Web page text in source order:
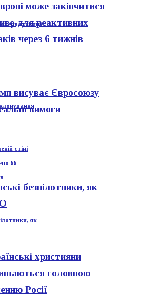
стіні
66
як
може закінчитися
для реактивних
через 6 тижнів
висуває Євросоюзу
вимоги
безпілотники, як
християни
головною
Росії